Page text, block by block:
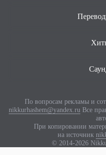
По вопросам рекламы и
nikkurhashem@yandex.ruВсе
При копировании
на источник
© 2014-2026